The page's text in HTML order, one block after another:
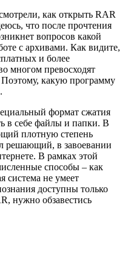
как открыть RAR
что после прочтения
вопросов какой
с архивами. Как видите,
и более
многом превосходят
какую программу
формат сжатия
в себе файлы и папки. В
плотную степень
решающий, в завоевании
В рамках этой
способы – как
система не умеет
доступны только
нужно обзавестись